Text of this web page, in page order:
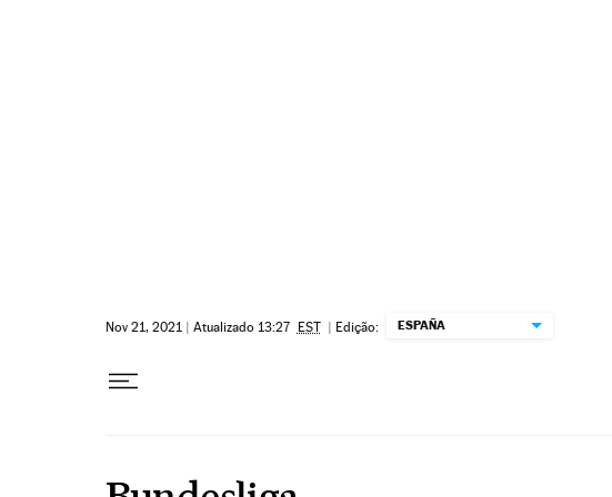
Nov 21, 2021 | Atualizado 13:27 EST | Edição: ESPAÑA